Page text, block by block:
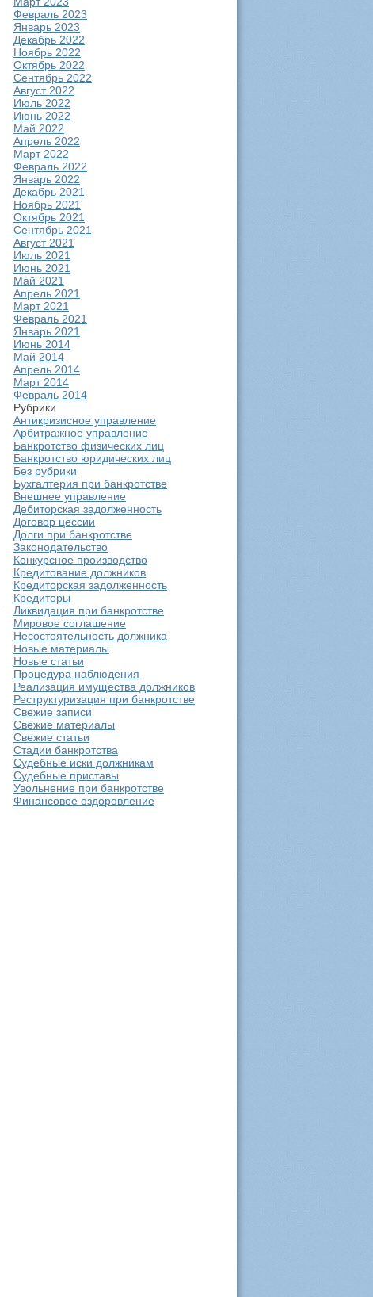
Февраль 2023
Январь 2023
Декабрь 2022
Ноябрь 2022
Октябрь 2022
Сентябрь 2022
Август 2022
Июль 2022
Июнь 2022
Май 2022
Апрель 2022
Март 2022
Февраль 2022
Январь 2022
Декабрь 2021
Ноябрь 2021
Октябрь 2021
Сентябрь 2021
Август 2021
Июль 2021
Июнь 2021
Май 2021
Апрель 2021
Март 2021
Февраль 2021
Январь 2021
Июнь 2014
Май 2014
Апрель 2014
Март 2014
Февраль 2014
Рубрики
Антикризисное управление
Арбитражное управление
Банкротство физических лиц
Банкротство юридических лиц
Без рубрики
Бухгалтерия при банкротстве
Внешнее управление
Дебиторская задолженность
Договор цессии
Долги при банкротстве
Законодательство
Конкурсное производство
Кредитование должников
Кредиторская задолженность
Кредиторы
Ликвидация при банкротстве
Мировое соглашение
Несостоятельность должника
Новые материалы
Новые статьи
Процедура наблюдения
Реализация имущества должников
Реструктуризация при банкротстве
Свежие записи
Свежие материалы
Свежие статьи
Стадии банкротства
Судебные иски должникам
Судебные приставы
Увольнение при банкротстве
Финансовое оздоровление